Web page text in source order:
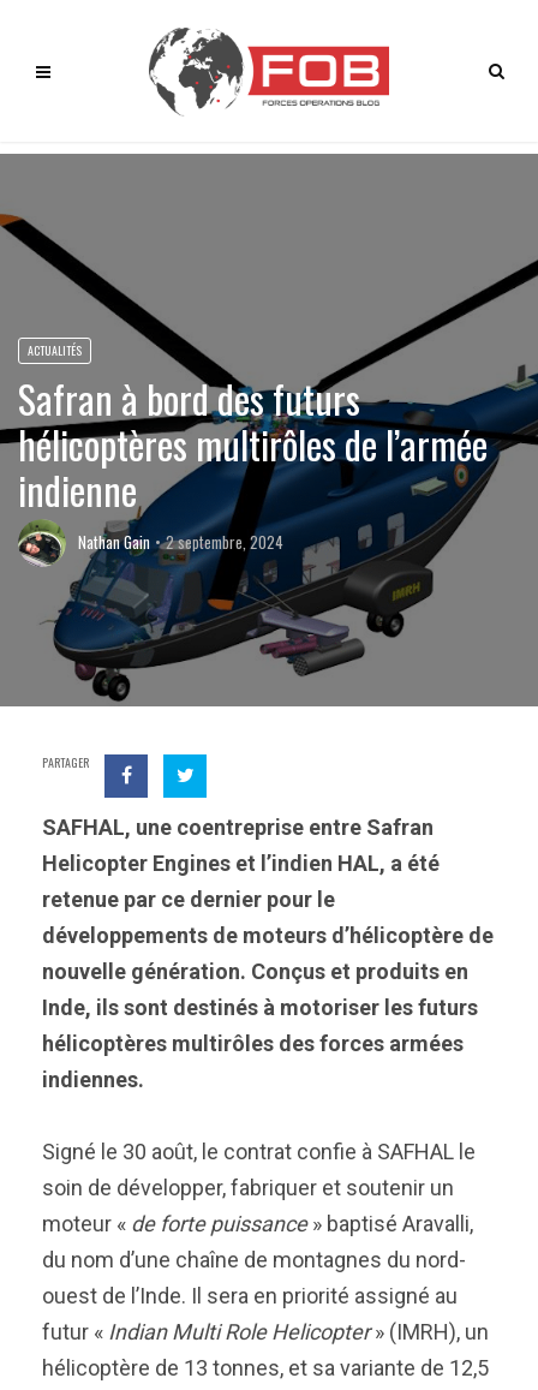
ACTUALITÉS
Safran à bord des futurs
hélicoptères multirôles de l’armée
indienne
Nathan Gain 2 septembre, 2024
PARTAGER
SAFHAL, une coentreprise entre Safran
Helicopter Engines et l’indien HAL, a été
retenue par ce dernier pour le
développements de moteurs d’hélicoptère de
nouvelle génération. Conçus et produits en
Inde, ils sont destinés à motoriser les futurs
hélicoptères multirôles des forces armées
indiennes.
Signé le 30 août, le contrat confie à SAFHAL le
soin de développer, fabriquer et soutenir un
moteur « de forte puissance» baptisé Aravalli,
du nom d’une chaîne de montagnes du nord-
ouest de l’Inde. Il sera en priorité assigné au
futur « Indian Multi Role Helicopter» (IMRH), un
hélicoptère de 13 tonnes, et sa variante de 12,5